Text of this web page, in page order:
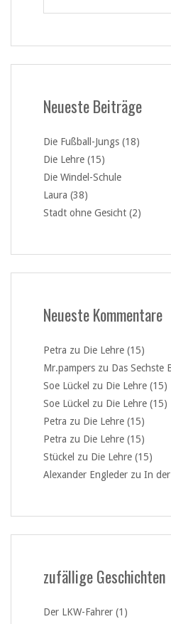
Neueste Beiträge
Die Fußball-Jungs (18)
Die Lehre (15)
Die Windel-Schule
Laura (38)
Stadt ohne Gesicht (2)
Neueste Kommentare
Petra zu Die Lehre (15)
Mr.pampers zu Das Sechste
Soe Lückel zu Die Lehre (15)
Soe Lückel zu Die Lehre (15)
Petra zu Die Lehre (15)
Petra zu Die Lehre (15)
Stückel zu Die Lehre (15)
Alexander Engleder zu In
zufällige Geschichten
Der LKW-Fahrer (1)